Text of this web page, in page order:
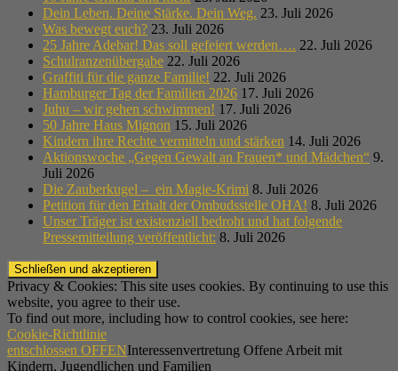
Dein Leben. Deine Stärke. Dein Weg. 23. Juli 2026
Was bewegt euch? 23. Juli 2026
25 Jahre Adebar! Das soll gefeiert werden…. 22. Juli 2026
Schulranzenübergabe 22. Juli 2026
Graffiti für die ganze Familie! 22. Juli 2026
Hamburger Tag der Familien 2026 17. Juli 2026
Juhu – wir gehen schwimmen! 17. Juli 2026
50 Jahre Haus Mignon 15. Juli 2026
Kindern ihre Rechte vermitteln und stärken 14. Juli 2026
Aktionswoche „Gegen Gewalt an Frauen* und Mädchen“ 9.
Juli 2026
Die Zauberkugel – ein Magie-Krimi 8. Juli 2026
Petition für den Erhalt der Ombudsstelle OHA! 8. Juli 2026
Unser Träger ist existenziell bedroht und hat folgende
Pressemitteilung veröffentlicht: 8. Juli 2026
Privacy & Cookies: This site uses cookies. By continuing to use this
website, you agree to their use.
To find out more, including how to control cookies, see here:
Cookie-Richtlinie
entschlossen OFFENInteressenvertretung Offene Arbeit mit
Kindern, Jugendlichen und Familien